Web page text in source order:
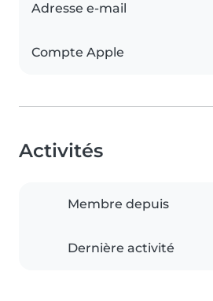
Adresse e-mail
Compte Apple
Activités
Membre depuis
Dernière activité